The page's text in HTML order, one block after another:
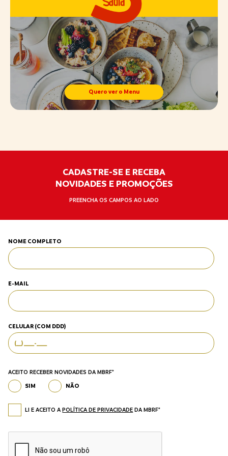
Quero ver o Menu
CADASTRE-SE E RECEBA
NOVIDADES E PROMOÇÕES
PREENCHA OS CAMPOS AO LADO
NOME COMPLETO
E-MAIL
CELULAR (COM DDD)
ACEITO RECEBER NOVIDADES DA MBRF*
SIM NÃO
LI E ACEITO APOLÍTICA DE PRIVACIDADE DA MBRF*